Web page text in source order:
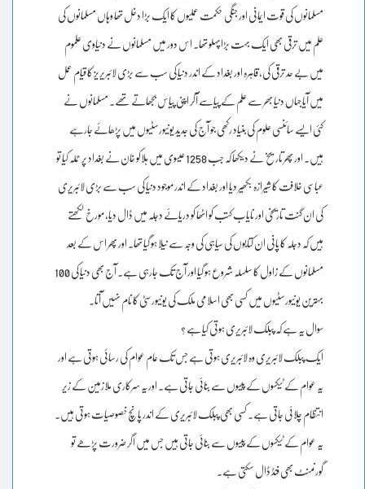
مسلمانوں کی قوت ایمانی اور جنگی حکمت عملیوں کا ایک بڑا دخل تھا وہاں مسلمانوں کی
علم میں ترقی بھی ایک بہت بڑاپہلو تھا۔ اس دور میں مسلمانوں نے دنیاوی علموم
میں بے حد ترقی کی، قاہرہ اور بغداد کے اندر دنیا کی سب سے بڑی لائبریریز کا قیام عمل
میں آیا جہاں دنیا بھر سے علم کے پیاسے آکر اپنی پیاس بجھاتے تھے۔ مسلمانوں نے
کئی ایسے سائنسی علوم کی بنیاد رکھی جو آج کی جدید یونیورسٹیوں میں پڑھائے جارہے
ہیں۔ اور پھر تاریخ نے دیکھا کہ جب 1258 عیسوی میں ہلاکو خان نے بغداد پر حملہ کیا تو
عباسی خلافت کا شیرازہ بکھیر دیا اور بغداد کے اندر موجود دنیا کی سب سے بڑی لائبریری
کی ان گنت تاریخی اور نایاب کتب کو اٹھا کو دریائے دجلہ میں ڈال دیا، مورخ لکھتے
ہیں کہ دجلہ کا پانی ان کتابوں کی سیاہی کی وجہ سے نیلا ہو گیا تھا۔ اور پھر اس کے بعد
مسلمانوں کے زاول کا سلسلہ شروع ہو گیا اور آج تک جارہی ہے۔ آج بھی دنیا کی 100
بہترین یونیورسٹیوں میں کسی بھی اسلامی ملک کی یونیورسٹی کا نام نہیں آتا۔
سوال یہ ہے کہ پبلک لائبریری ہوتی کیا ہے ؟
ایک پبلک لائبریری وہ لائبریری ہوتی ہے جس تک عام عوام کی رسائی ہوتی ہے اور
یہ عوام کے ٹیکسوں کے پیسوں سے بنائی جاتی ہے۔ اور یہ سرکاری ملازمین کے زیر
انتظام چلائی جاتی ہے۔ کسی بھی پبلک لائبریری کے اندر پانچ خصوصیات ہوتی ہیں۔
یہ عوام کے ٹیکسوں کے پیسوں سے بنائی جاتی ہیں جس میں اگر ضرورت پڑھے تو
گورنمنٹ بھی فنڈ ڈال سکتی ہے۔